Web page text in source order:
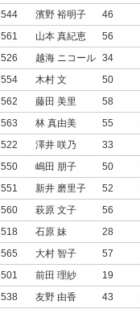
544 濱野 裕明子 46
561 山本 真紀恵 56
526 越海 ニコール 34
554 木村 文 50
562 藤田 美里 58
563 林 真由美 55
522 澤井 咲乃 33
550 嶋田 朋子 50
551 新井 磨里子 52
560 萩原 文子 56
518 石原 妹 28
565 大村 智子 57
501 前田 理紗 19
538 友野 由香 43